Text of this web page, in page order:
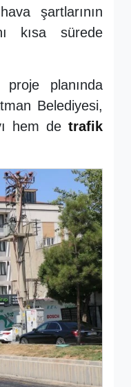
şartlarının
kısa sürede
proje planında
Belediyesi,
hem de trafik